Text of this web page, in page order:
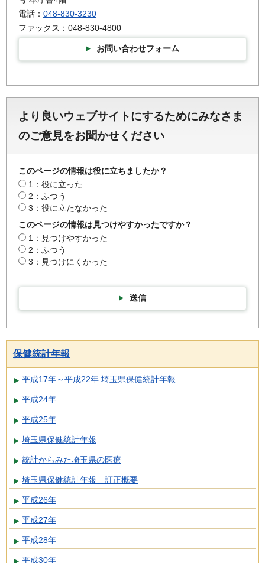
電話： 048-830-3230
ファックス：048-830-4800
お問い合わせフォーム
より良いウェブサイトにするためにみなさま
のご意見をお聞かせください
このページの情報は役に立ちましたか？
1：役に立った
2：ふつう
3：役に立たなかった
このページの情報は見つけやすかったですか？
1：見つけやすかった
2：ふつう
3：見つけにくかった
送信
保健統計年報
平成17年～平成22年 埼玉県保健統計年報
平成24年
平成25年
埼玉県保健統計年報
統計からみた埼玉県の医療
埼玉県保健統計年報 訂正概要
平成26年
平成27年
平成28年
平成30年